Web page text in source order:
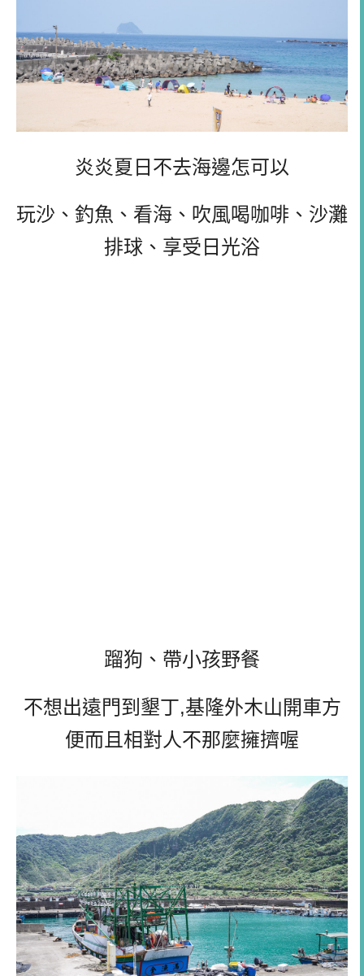
炎炎夏日不去海邊怎可以
玩沙、釣魚、看海、吹風喝咖啡、沙灘
排球、享受日光浴
蹓狗、帶小孩野餐
不想出遠門到墾丁,基隆外木山開車方
便而且相對人不那麼擁擠喔